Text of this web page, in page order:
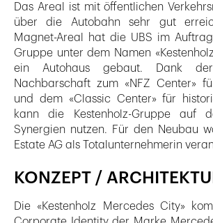
Das Areal ist mit öffentlichen
über die Autobahn sehr gut
Magnet-Areal hat die UBS im
Gruppe unter dem Namen
ein Autohaus gebaut. Dank der
Nachbarschaft zum «NFZ Center»
und dem «Classic Center» für
kann die Kestenholz-Gruppe auf
Synergien nutzen. Für den Neubau
Estate AG als Totalunternehmerin
KONZEPT /
Die «Kestenholz Mercedes City»